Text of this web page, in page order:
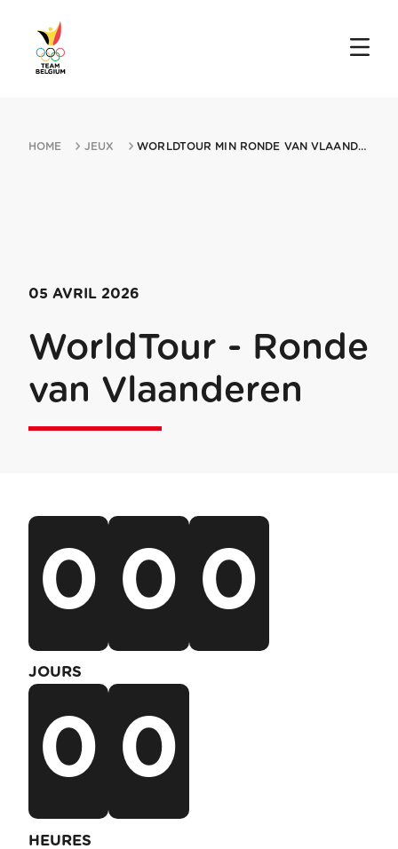
HOME JEUX WORLDTOUR MIN RONDE VAN VLAANDEREN 05042026 OUDENAARDE
05 AVRIL 2026
WorldTour - Ronde
van Vlaanderen
0 0 0
JOURS
0 0
HEURES